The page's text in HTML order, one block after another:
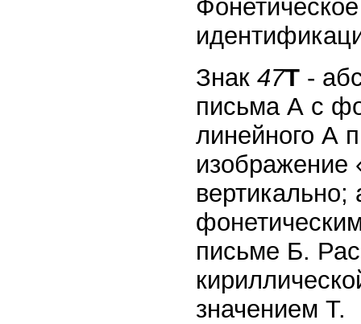
Знак 47Т -
письма А с
линейного А
изображение
письме Б.
значением Т.